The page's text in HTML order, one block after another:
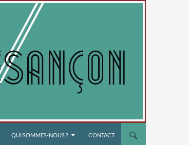
QUI SOMMES-NOUS ? CONTACT